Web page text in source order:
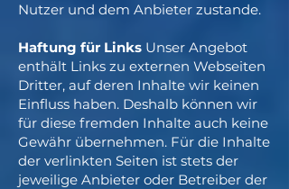
Nutzer und dem Anbieter zustande.
Haftung für Links Unser Angebot
enthält Links zu externen Webseiten
Dritter, auf deren Inhalte wir keinen
Einfluss haben. Deshalb können wir
für diese fremden Inhalte auch keine
Gewähr übernehmen. Für die Inhalte
der verlinkten Seiten ist stets der
jeweilige Anbieter oder Betreiber der